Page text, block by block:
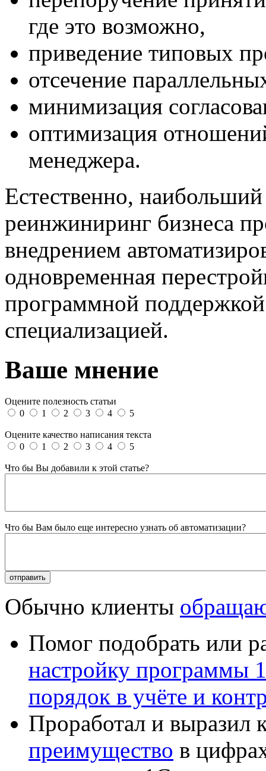
где это возможно,
приведение типовых
отсечение
минимизация
оптимизация
менеджера.
Естественно, наибольший
реинжиниринг бизнеса
внедрением
одновременная
программной
специализацией.
Ваше мнение
Оцените полезность статьи
0
1 2 3 4 5
Оцените качество написания текста
0
1 2 3 4 5
Что бы Вы добавили к этой статье?
Что бы Вам было еще интересно узнать об автоматизации?
Обычно клиенты
Помог подобрать или
настройку программы
порядок в учёте и
Проработал и выразил
преимущество в